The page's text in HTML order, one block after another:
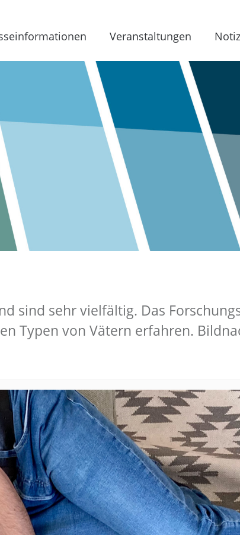
Veranstaltungen
sind sehr vielfältig. Das
Typen von Vätern erfahren.